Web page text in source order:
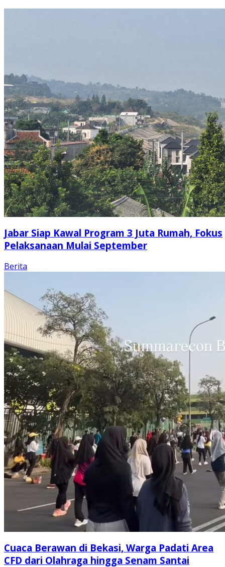
Jabar Siap Kawal Program 3 Juta Rumah, Fokus
Pelaksanaan Mulai September
Berita
Cuaca Berawan di Bekasi, Warga Padati Area
CFD dari Olahraga hingga Senam Santai